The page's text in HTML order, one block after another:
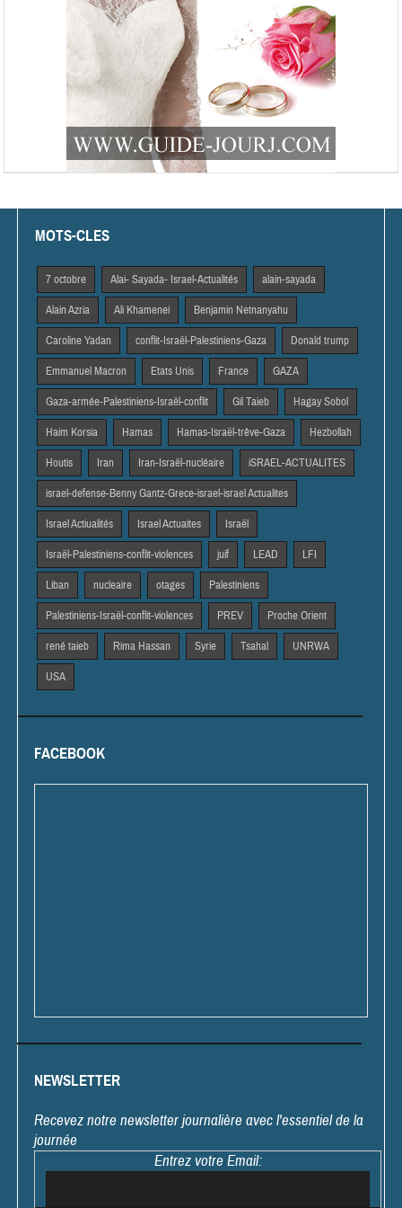
MOTS-CLES
7 octobre Alai- Sayada- Israel-Actualités alain-sayada
Alain Azria Ali Khamenei Benjamin Netnanyahu
Caroline Yadan conflit-Israël-Palestiniens-Gaza Donald trump
Emmanuel Macron Etats Unis France GAZA
Gaza-armée-Palestiniens-Israël-conflit Gil Taieb Hagay Sobol
Haim Korsia Hamas Hamas-Israël-trêve-Gaza Hezbollah
Houtis Iran Iran-Israël-nucléaire iSRAEL-ACTUALITES
israel-defense-Benny Gantz-Grece-israel-israel Actualites
Israel Actiualités Israel Actuaites Israël
Israël-Palestiniens-conflit-violences juif LEAD LFI
Liban nucleaire otages Palestiniens
Palestiniens-Israël-conflit-violences PREV Proche Orient
rené taieb Rima Hassan Syrie Tsahal UNRWA
USA
FACEBOOK
NEWSLETTER
Recevez notre newsletter journalière avec l'essentiel de la
journée
Entrez votre Email: